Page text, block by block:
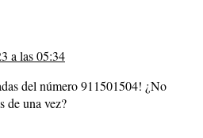
a las 05:34
del número 911501504! ¿No
de una vez?